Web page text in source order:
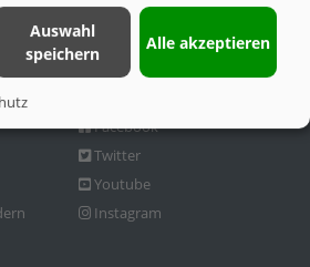
Fliegl Fahrzeugbau
RPS Trailer Rental
Fliegl bei …
Facebook
Twitter
Youtube
Instagram
Auswahl
speichern
Alle akzeptieren